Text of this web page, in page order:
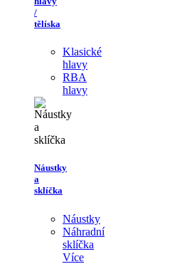
/
tělíska
Klasické
hlavy
RBA
hlavy
Náustky
a
sklíčka
Náustky
Náhradní
sklíčka
Více